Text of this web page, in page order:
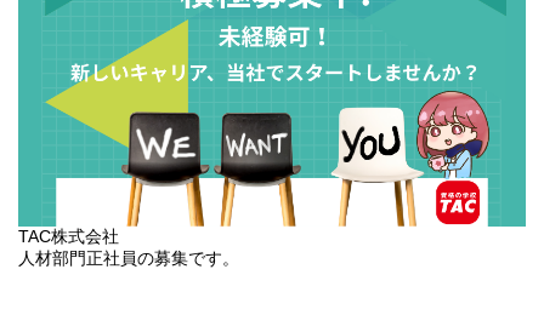
TAC株式会社
人材部門正社員の募集です。